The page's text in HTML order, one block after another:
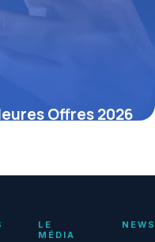
Offres 2026
LE
MÉDIA